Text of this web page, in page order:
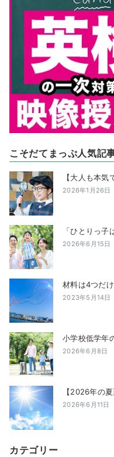
こそだてまっぷ人気記
【大人も本
2026年1月26日
「ひとりっ
2026年6月15日
材料は4つだ
2023年5月14日
小学校低学年
2026年6月8日
【2026年の
2026年6月11日
カテゴリー